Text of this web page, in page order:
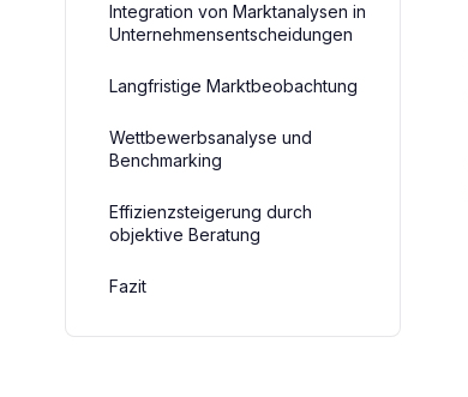
Integration von Marktanalysen in
Unternehmensentscheidungen
Langfristige Marktbeobachtung
Wettbewerbsanalyse und
Benchmarking
Effizienzsteigerung durch
objektive Beratung
Fazit